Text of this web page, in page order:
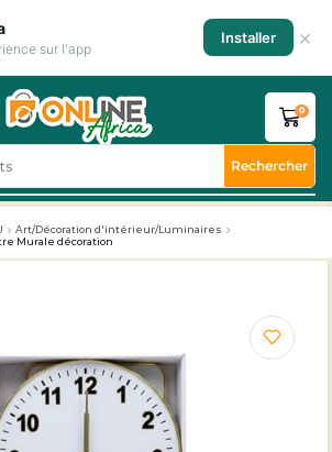
Rechercher
0
Art/Décoration d'intérieur/Luminaires
Murale décoration
sur l'app
Installer ×